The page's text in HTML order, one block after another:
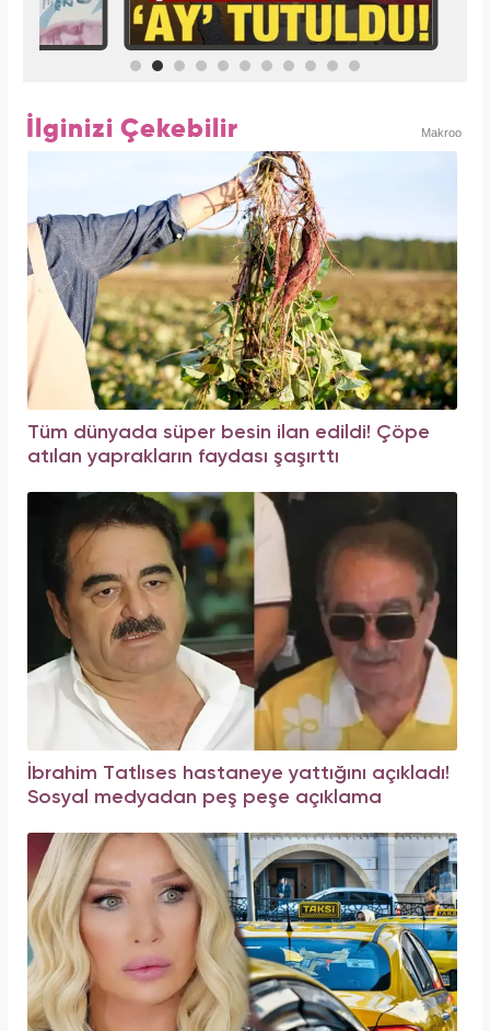
İlginizi Çekebilir Makroo
Tüm dünyada süper besin ilan edildi! Çöpe
atılan yaprakların faydası şaşırttı
İbrahim Tatlıses hastaneye yattığını açıkladı!
Sosyal medyadan peş peşe açıklama